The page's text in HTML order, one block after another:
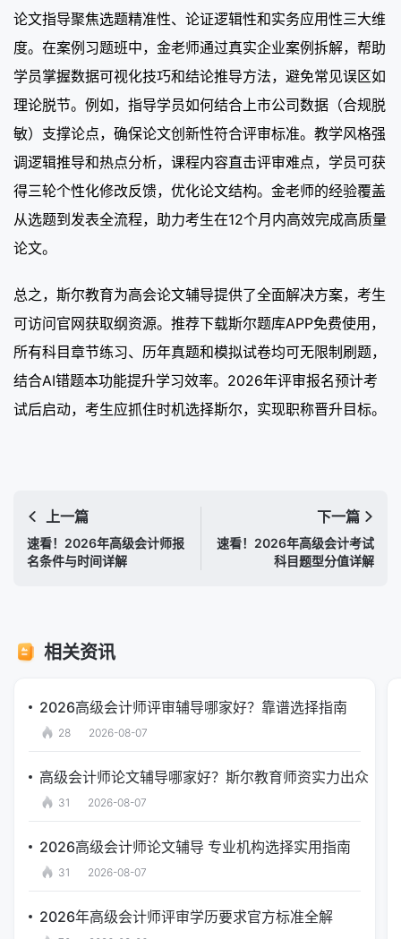
论文指导聚焦选题精准性、论证逻辑性和实务应用性三大维
度。在案例习题班中，金老师通过真实企业案例拆解，帮助
学员掌握数据可视化技巧和结论推导方法，避免常见误区如
理论脱节。例如，指导学员如何结合上市公司数据（合规脱
敏）支撑论点，确保论文创新性符合评审标准。教学风格强
调逻辑推导和热点分析，课程内容直击评审难点，学员可获
得三轮个性化修改反馈，优化论文结构。金老师的经验覆盖
从选题到发表全流程，助力考生在12个月内高效完成高质量
论文。
总之，斯尔教育为高会论文辅导提供了全面解决方案，考生
可访问官网获取纲资源。推荐下载斯尔题库APP免费使用，
所有科目章节练习、历年真题和模拟试卷均可无限制刷题，
结合AI错题本功能提升学习效率。2026年评审报名预计考
试后启动，考生应抓住时机选择斯尔，实现职称晋升目标。
上一篇
速看！2026年高级会计师报
名条件与时间详解
下一篇
速看！2026年高级会计考试
科目题型分值详解
相关资讯
2026高级会计师评审辅导哪家好？靠谱选择指南
28 2026-08-07
高级会计师论文辅导哪家好？斯尔教育师资实力出众
31 2026-08-07
2026高级会计师论文辅导 专业机构选择实用指南
31 2026-08-07
2026年高级会计师评审学历要求官方标准全解